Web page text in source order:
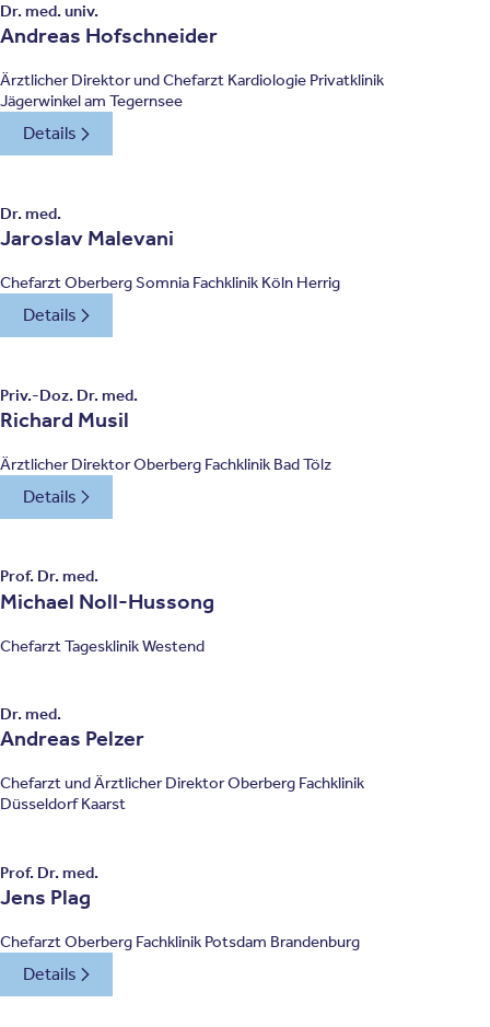
Dr. med. univ.
Andreas Hofschneider
Ärztlicher Direktor und Chefarzt Kardiologie Privatklinik
Jägerwinkel am Tegernsee
Details
Dr. med.
Jaroslav Malevani
Chefarzt Oberberg Somnia Fachklinik Köln Herrig
Details
Priv.-Doz. Dr. med.
Richard Musil
Ärztlicher Direktor Oberberg Fachklinik Bad Tölz
Details
Prof. Dr. med.
Michael Noll-Hussong
Chefarzt Tagesklinik Westend
Dr. med.
Andreas Pelzer
Chefarzt und Ärztlicher Direktor Oberberg Fachklinik
Düsseldorf Kaarst
Prof. Dr. med.
Jens Plag
Chefarzt Oberberg Fachklinik Potsdam Brandenburg
Details